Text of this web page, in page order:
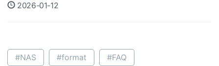
2026-01-12
#NAS #format #FAQ